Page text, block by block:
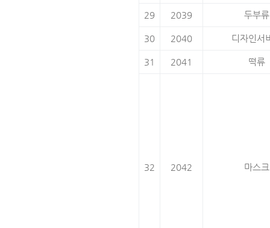
29 2039 두부류
30 2040 디자인서
31 2041 떡류
32 2042 마스크